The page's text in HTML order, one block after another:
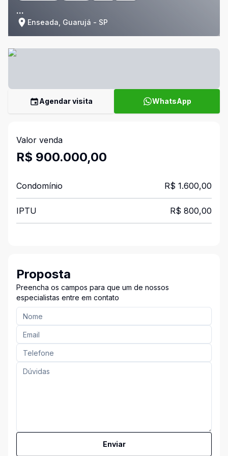
...
Enseada, Guarujá - SP
Agendar visita WhatsApp
Valor venda
R$ 900.000,00
Condomínio R$ 1.600,00
IPTU R$ 800,00
Proposta
Preencha os campos para que um de nossos
especialistas entre em contato
Enviar